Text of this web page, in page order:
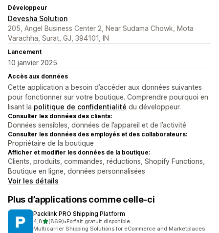
Développeur
Devesha Solution
205, Angel Business Center 2, Near Sudama Chowk, Mota
Varachha, Surat, GJ, 394101, IN
Lancement
10 janvier 2025
Accès aux données
Cette application a besoin d’accéder aux données suivantes
pour fonctionner sur votre boutique. Comprendre pourquoi en
lisant la politique de confidentialité du développeur.
Consulter les données des clients:
Données sensibles, données de l’appareil et de l’activité
Consulter les données des employés et des collaborateurs:
Propriétaire de la boutique
Afficher et modifier les données de la boutique:
Clients, produits, commandes, réductions, Shopify Functions,
Boutique en ligne, données personnalisées
Voir les détails
Plus d’applications comme celle-ci
Packlink PRO Shipping Platform
4,8étoile(s) sur 5
(869)
869 avis au total
•Forfait gratuit disponible
Multicarrier Shipping Solutions for eCommerce and Marketplaces